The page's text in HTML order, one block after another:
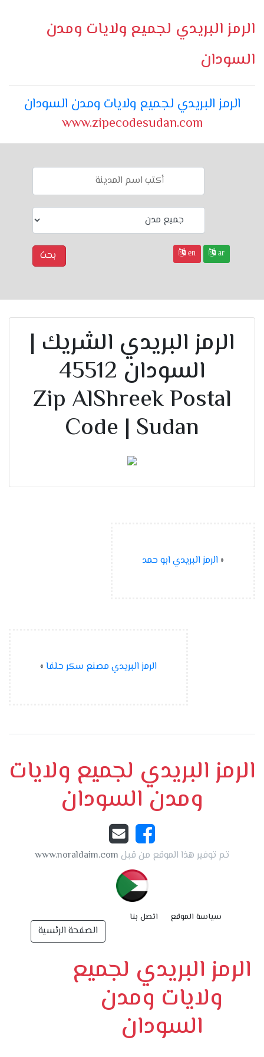
الرمز البريدي لجميع ولايات ومدن
السودان
الرمز البريدي لجميع ولايات ومدن السودان
www.zipecodesudan.com
ar
en
الرمز البريدي الشريك |
السودان 45512
Zip AlShreek Postal
Code | Sudan
« الرمز البريدي ابو حمد
الرمز البريدي مصنع سكر حلفا »
الرمز البريدي لجميع ولايات
ومدن السودان
تم توفير هذا الموقع من قبل www.noraldaim.com
الصفحة الرئسية
سياسة الموقع اتصل بنا
الرمز البريدي لجميع
ولايات ومدن
السودان